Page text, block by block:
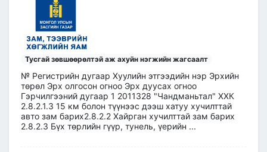
Тусгай зөвшөөрөлтэй аж ахуйн нэгжийн жагсаалт
№ Регистрийн дугаар Хуулийн этгээдийн нэр Эрхийн
төрөл Эрх олгосон огноо Эрх дуусах огноо
Гэрчилгээний дугаар 1 2011328 "Чандманьтал" ХХК
2.8.2.1.3 15 км болон түүнээс дээш хатуу хучилттай
авто зам барих2.8.2.2 Хайрган хучилттай зам барих
2.8.2.3 Бүх төрлийн гүүр, тунель, үерийн ...